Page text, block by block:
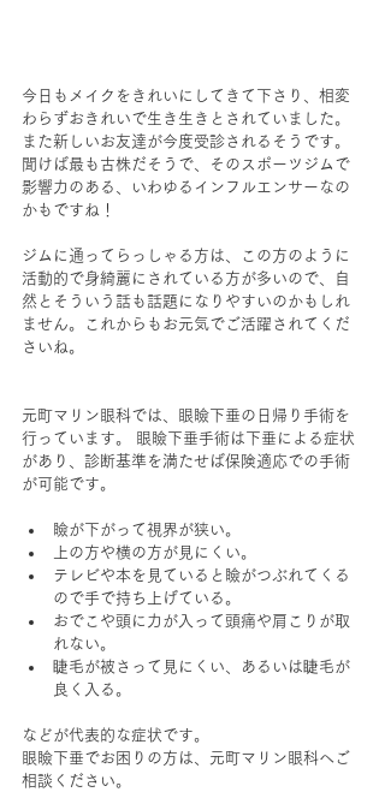
今日もメイクをきれいにしてきて下さり、相変
わらずおきれいで生き生きとされていました。
また新しいお友達が今度受診されるそうです。
聞けば最も古株だそうで、そのスポーツジムで
影響力のある、いわゆるインフルエンサーなの
かもですね！
ジムに通ってらっしゃる方は、この方のように
活動的で身綺麗にされている方が多いので、自
然とそういう話も話題になりやすいのかもしれ
ません。これからもお元気でご活躍されてくだ
さいね。
元町マリン眼科では、眼瞼下垂の日帰り手術を
行っています。 眼瞼下垂手術は下垂による症状
があり、診断基準を満たせば保険適応での手術
が可能です。
瞼が下がって視界が狭い。
上の方や横の方が見にくい。
テレビや本を見ていると瞼がつぶれてくる
ので手で持ち上げている。
おでこや頭に力が入って頭痛や肩こりが取
れない。
睫毛が被さって見にくい、あるいは睫毛が
良く入る。
などが代表的な症状です。
眼瞼下垂でお困りの方は、元町マリン眼科へご
相談ください。